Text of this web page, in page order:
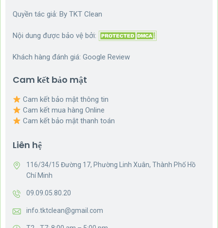
Quyền tác giả: By TKT Clean
Nội dung được bảo vệ bởi:
Khách hàng đánh giá: Google Review
Cam kết bảo mật
Cam kết bảo mật thông tin
Cam kết mua hàng Online
Cam kết bảo mật thanh toán
Liên hệ
116/34/15 Đường 17, Phường Linh Xuân, Thành Phố Hồ
Chí Minh
09.09.05.80.20
info.tktclean@gmail.com